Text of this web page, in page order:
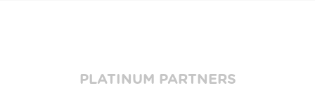
PLATINUM PARTNERS